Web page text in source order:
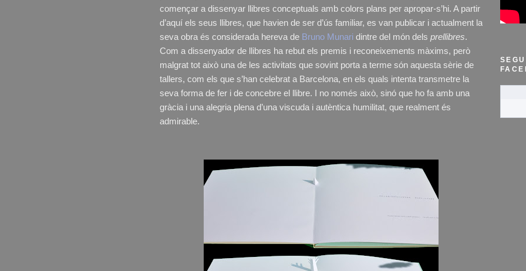
començar a dissenyar llibres conceptuals amb colors plans per apropar-s’hi. A partir
d’aquí els seus llibres, que havien de ser d’ús familiar, es van publicar i actualment la
seva obra és considerada hereva de Bruno Munari dintre del món dels prellibres.
Com a dissenyador de llibres ha rebut els premis i reconeixements màxims, però
malgrat tot això una de les activitats que sovint porta a terme són aquesta sèrie de
tallers, com els que s’han celebrat a Barcelona, en els quals intenta transmetre la
seva forma de fer i de concebre el llibre. I no només això, sinó que ho fa amb una
gràcia i una alegria plena d’una viscuda i autèntica humilitat, que realment és
admirable.